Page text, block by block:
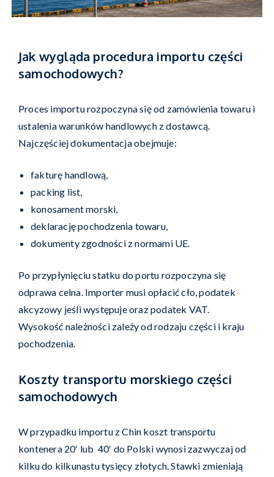
Jak wygląda procedura importu części
samochodowych?
Proces importu rozpoczyna się od zamówienia towaru i
ustalenia warunków handlowych z dostawcą.
Najczęściej dokumentacja obejmuje:
fakturę handlową,
packing list,
konosament morski,
deklarację pochodzenia towaru,
dokumenty zgodności z normami UE.
Po przypłynięciu statku do portu rozpoczyna się
odprawa celna. Importer musi opłacić cło, podatek
akcyzowy jeśli występuje oraz podatek VAT.
Wysokość należności zależy od rodzaju części i kraju
pochodzenia.
Koszty transportu morskiego części
samochodowych
W przypadku importu z Chin koszt transportu
kontenera 20′ lub 40′ do Polski wynosi zazwyczaj od
kilku do kilkunastu tysięcy złotych. Stawki zmieniają